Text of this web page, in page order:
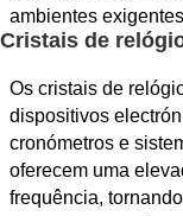
ambientes
Cristais de
Os cristais de
dispositivos
cronómetros e
oferecem uma
frequência,